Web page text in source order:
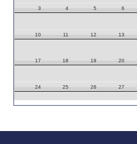
3 4 5 6
10 11 12 13
17 18 19 20
24 25 26 27